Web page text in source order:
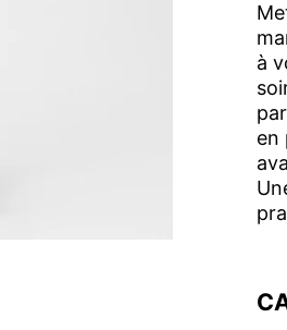
à
en